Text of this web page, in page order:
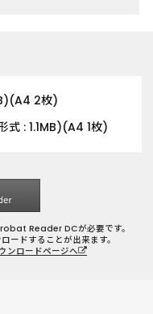
2枚)
式 : 1.1MB)(A4 1枚)
Reader DCが必要です。
ードすることが出来ます。
ロードページへ